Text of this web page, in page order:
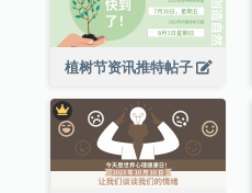
植树节资讯推特帖子